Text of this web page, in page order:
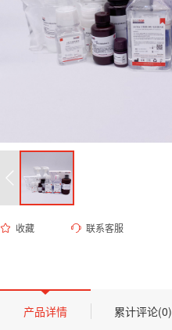
收藏 联系客服
产品描述
【保存条件】
室温保存，有效期12个月
产品详情
累计评论(0)